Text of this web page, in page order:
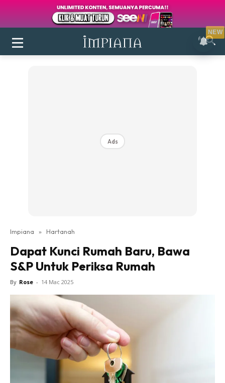
Login|Register
Ruang Makan
Ruang Tamu
Direktori
Interior Design
Landskap
DIY
Bilik Air
Bilik Tidur
Ads
Impiana » Hartanah
Dapat Kunci Rumah Baru, Bawa
S&P Untuk Periksa Rumah
By Rose - 14 Mac 2025
NEW